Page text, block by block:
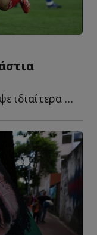
Ο Ισπανός φέρεται να απέρριψε ιδιαίτερα υψηλή οικονομική π...